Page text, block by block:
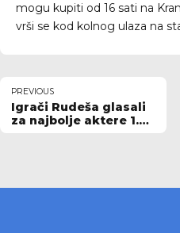
mogu kupiti od 16 sati na
vrši se kod kolnog ulaza na
PREVIOUS
Igrači Rudeša glasali
za najbolje aktere 1.